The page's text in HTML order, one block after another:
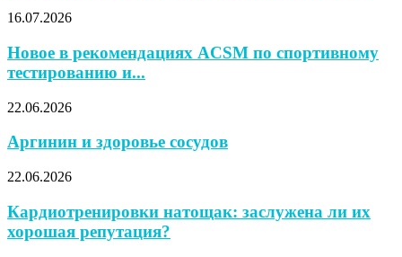
16.07.2026
Новое в рекомендациях ACSM по спортивному
тестированию и...
22.06.2026
Аргинин и здоровье сосудов
22.06.2026
Кардиотренировки натощак: заслужена ли их
хорошая репутация?